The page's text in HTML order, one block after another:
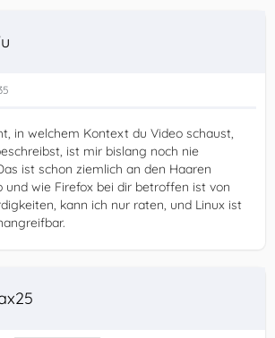
in welchem Kontext du Video schaust,
ist mir bislang noch nie
ist schon ziemlich an den Haaren
und wie Firefox bei dir betroffen ist von
kann ich nur raten, und Linux ist